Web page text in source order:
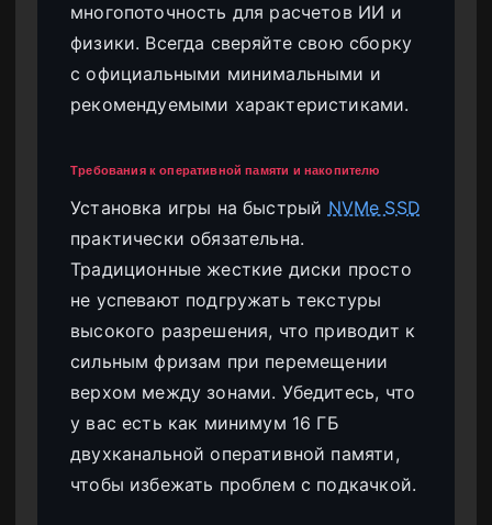
многопоточность для расчетов ИИ и
физики. Всегда сверяйте свою сборку
с официальными минимальными и
рекомендуемыми характеристиками.
Требования к оперативной памяти и накопителю
Установка игры на быстрый NVMe SSD
практически обязательна.
Традиционные жесткие диски просто
не успевают подгружать текстуры
высокого разрешения, что приводит к
сильным фризам при перемещении
верхом между зонами. Убедитесь, что
у вас есть как минимум 16 ГБ
двухканальной оперативной памяти,
чтобы избежать проблем с подкачкой.